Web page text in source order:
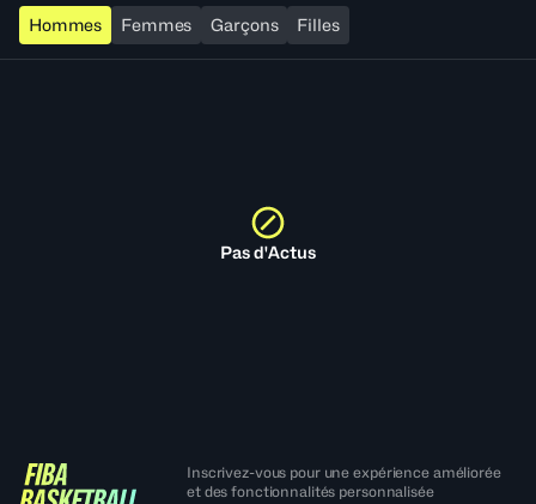
Hommes Femmes Garçons Filles
Pas d'Actus
Inscrivez-vous pour une expérience améliorée
et des fonctionnalités personnalisée